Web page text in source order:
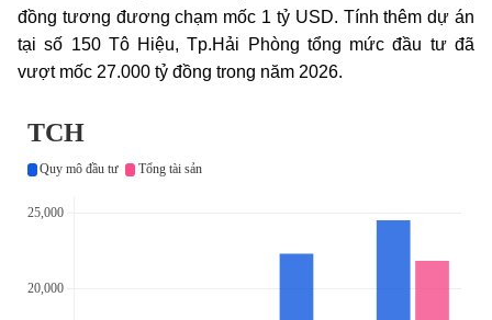
đồng tương đương chạm mốc 1 tỷ USD. Tính thêm dự án
tại số 150 Tô Hiệu, Tp.Hải Phòng tổng mức đầu tư đã
vượt mốc 27.000 tỷ đồng trong năm 2026.